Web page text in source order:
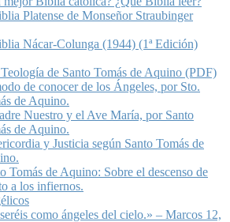
Platense de Monseñor Straubinger
Nácar-Colunga (1944) (1ª Edición)
de Santo Tomás de Aquino (PDF)
de conocer de los Ángeles, por Sto.
de Aquino.
Nuestro y el Ave María, por Santo
de Aquino.
y Justicia según Santo Tomás de
Tomás de Aquino: Sobre el descenso de
a los infiernos.
como ángeles del cielo.» – Marcos 12,